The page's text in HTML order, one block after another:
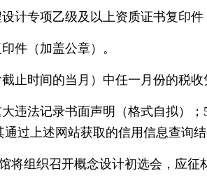
专项乙级及以上资质证书复印件
（加盖公章）。
时间的当月）中任一月份的税收
法记录书面声明（格式自拟）；
过上述网站获取的信用信息查询
组织召开概念设计初选会，应征